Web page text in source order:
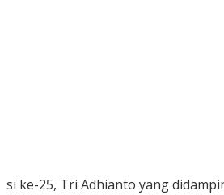
si ke-25, Tri Adhianto yang